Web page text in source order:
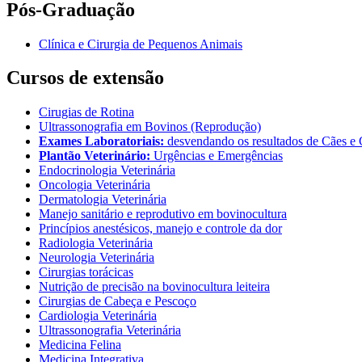
Pós-Graduação
Clínica e Cirurgia de Pequenos Animais
Cursos de extensão
Cirugias de Rotina
Ultrassonografia em Bovinos (Reprodução)
Exames Laboratoriais: desvendando os resultados de Cães e
Plantão Veterinário: Urgências e Emergências
Endocrinologia Veterinária
Oncologia Veterinária
Dermatologia Veterinária
Manejo sanitário e reprodutivo em bovinocultura
Princípios anestésicos, manejo e controle da dor
Radiologia Veterinária
Neurologia Veterinária
Cirurgias torácicas
Nutrição de precisão na bovinocultura leiteira
Cirurgias de Cabeça e Pescoço
Cardiologia Veterinária
Ultrassonografia Veterinária
Medicina Felina